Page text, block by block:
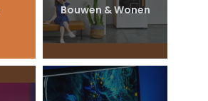
Bouwen & Wonen